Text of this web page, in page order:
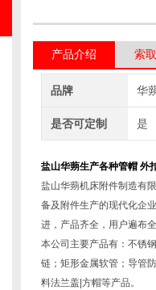
产品介绍 索
品牌 华
是否可定制 是
盐山华蒴生产各种管帽 外
盐山华蒴机床附件制造有
备及附件生产的现代化企
进，产品齐全，用户遍布
本公司主要产品有： 不锈钢
链；矩形金属软管；导管
料法兰盖|方帽等产品。